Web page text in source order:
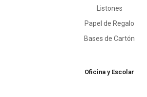
Listones
Papel de Regalo
Bases de Cartón
Oficina y Escolar